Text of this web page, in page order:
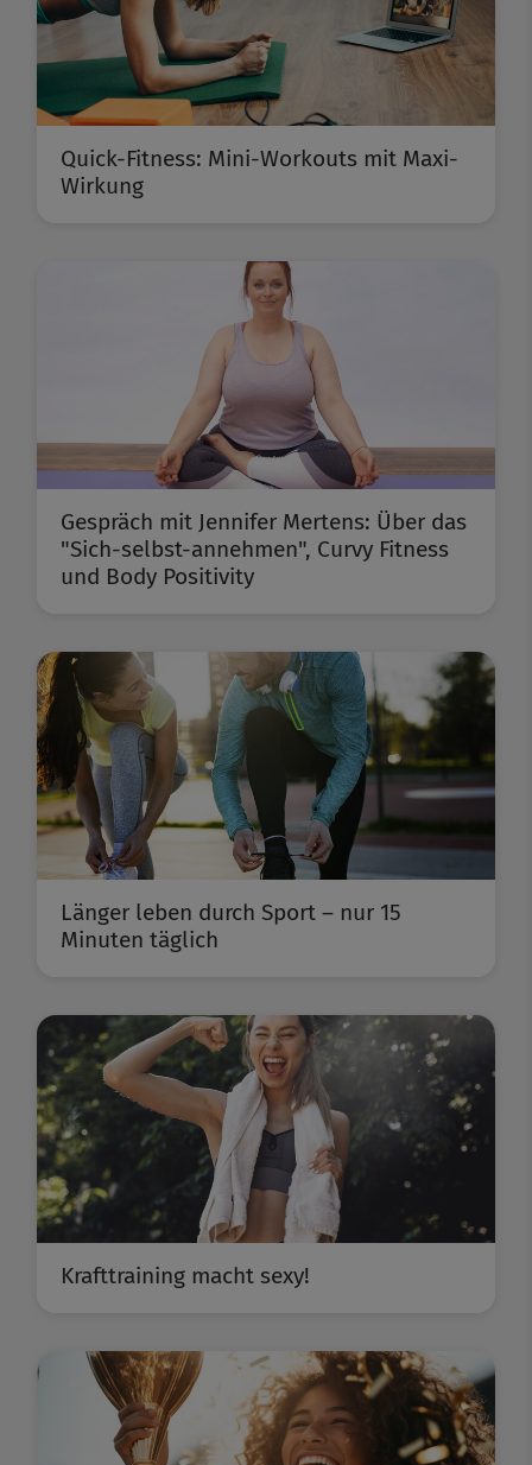
Quick-Fitness: Mini-Workouts mit Maxi-
Wirkung
Gespräch mit Jennifer Mertens: Über das
"Sich-selbst-annehmen", Curvy Fitness
und Body Positivity
Länger leben durch Sport – nur 15
Minuten täglich
Krafttraining macht sexy!